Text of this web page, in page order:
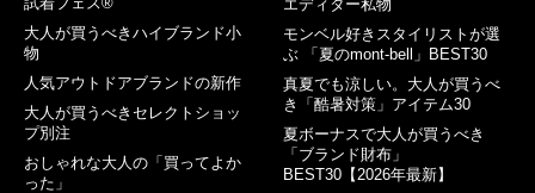
大人が買うべきハイブランド小
物
人気アウトドアブランドの新作
大人が買うべきセレクトショッ
プ別注
おしゃれな大人の「買ってよか
った」
エディター私物
モンベル好きスタイリストが選
ぶ 「夏のmont-bell」BEST30
真夏でも涼しい。大人が買うべ
き「酷暑対策」アイテム30
夏ボーナスで大人が買うべき
「ブランド財布」
BEST30【2026年最新】